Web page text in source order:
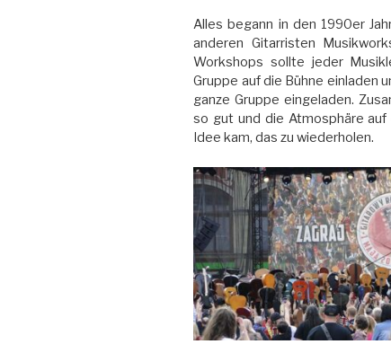
Alles begann in den 1990er
anderen Gitarristen
Workshops sollte jeder
Gruppe auf die Bühne einladen
ganze Gruppe eingeladen.
so gut und die Atmosphäre
Idee kam, das zu wiederholen.